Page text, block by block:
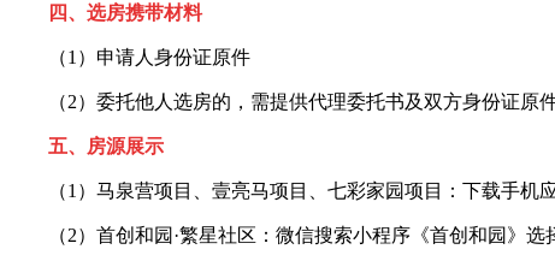
四、选房携带材料
（1）申请人身份证原件
（2）委托他人选房的，需提供代理委托书及双方身份证原
五、房源展示
（1）马泉营项目、壹亮马项目、七彩家园项目：下载手机
（2）首创和园·繁星社区：微信搜索小程序《首创和园》选